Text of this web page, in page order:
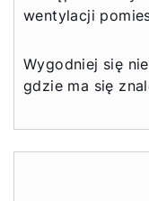
wentylacji
Wygodniej się
gdzie ma się
Cześć!